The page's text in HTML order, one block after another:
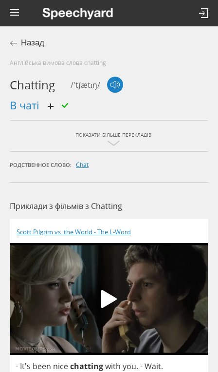
Назад
Англійська вимова слова chatting
Chatting /'tʃætɪŋ/
в чаті
ПОКАЗАТИ БІЛЬШЕ ПЕРЕКЛАДІВ
РОДСТВЕННОЕ СЛОВО: Chat
Приклади з фільмів з Chatting
Scott Pilgrim vs. the World - The L-Word
- It's been nicechattingwith you. -Wait.